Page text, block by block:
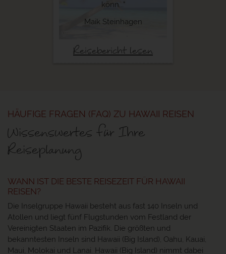
könn..."
Maik Steinhagen
Reisebericht lesen
HÄUFIGE FRAGEN (FAQ) ZU HAWAII REISEN
Wissenswertes für Ihre
Reiseplanung
WANN IST DIE BESTE REISEZEIT FÜR HAWAII
REISEN?
Die Inselgruppe Hawaii besteht aus fast 140 Inseln und
Atollen und liegt fünf Flugstunden vom Festland der
Vereinigten Staaten im Pazifik. Die größten und
bekanntesten Inseln sind Hawaii (Big Island), Oahu, Kauai,
Maui, Molokai und Lanai. Hawaii (Big Island) nimmt dabei